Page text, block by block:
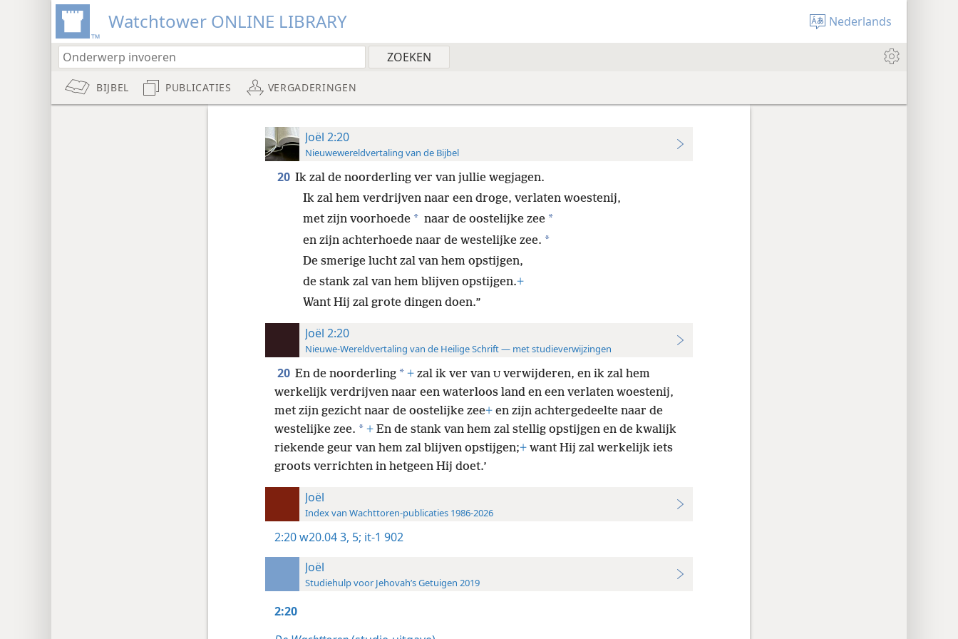
Watchtower ONLINE LIBRARY Nederlands
BIJBEL PUBLICATIES VERGADERINGEN
Joël 2:20
Nieuwewereldvertaling van de Bijbel
20 Ik zal de noorderling ver van jullie wegjagen.
Ik zal hem verdrijven naar een droge, verlaten woestenij,
met zijn voorhoede * naar de oostelijke zee *
en zijn achterhoede naar de westelijke zee. *
De smerige lucht zal van hem opstijgen,
de stank zal van hem blijven opstijgen.+
Want Hij zal grote dingen doen.”
Joël 2:20
Nieuwe-Wereldvertaling van de Heilige Schrift — met studieverwijzingen
20 En de noorderling * +zal ik ver van Uverwijderen, en ik zal hem
werkelijk verdrijven naar een waterloos land en een verlaten woestenij,
met zijn gezicht naar de oostelijke zee+en zijn achtergedeelte naar de
westelijke zee. * +En de stank van hem zal stellig opstijgen en de kwalijk
riekende geur van hem zal blijven opstijgen;+want Hij zal werkelijk iets
groots verrichten in hetgeen Hij doet.’
Joël
Index van Wachttoren-publicaties 1986-2026
2:20w20.04 3, 5; it-1 902
Joël
Studiehulp voor Jehovah’s Getuigen 2019
2:20